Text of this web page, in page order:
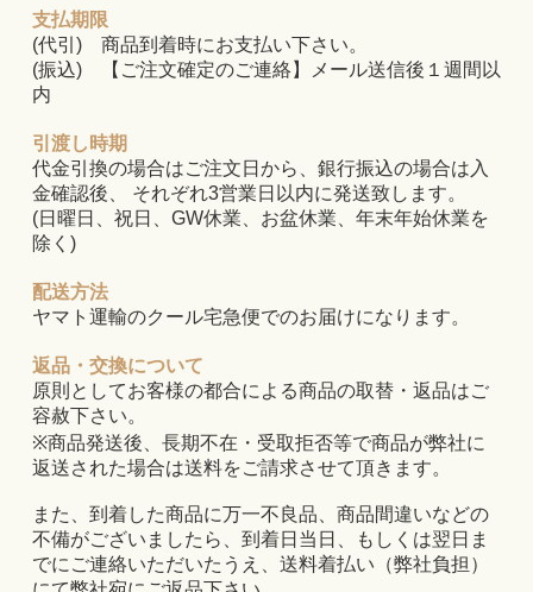
支払期限
(代引) 商品到着時にお支払い下さい。
(振込) 【ご注文確定のご連絡】メール送信後１週間以
内
引渡し時期
代金引換の場合はご注文日から、銀行振込の場合は入
金確認後、 それぞれ3営業日以内に発送致します。
(日曜日、祝日、GW休業、お盆休業、年末年始休業を
除く)
配送方法
ヤマト運輸のクール宅急便でのお届けになります。
返品・交換について
原則としてお客様の都合による商品の取替・返品はご
容赦下さい。
※商品発送後、長期不在・受取拒否等で商品が弊社に
返送された場合は送料をご請求させて頂きます。
また、到着した商品に万一不良品、商品間違いなどの
不備がございましたら、到着日当日、もしくは翌日ま
でにご連絡いただいたうえ、送料着払い（弊社負担）